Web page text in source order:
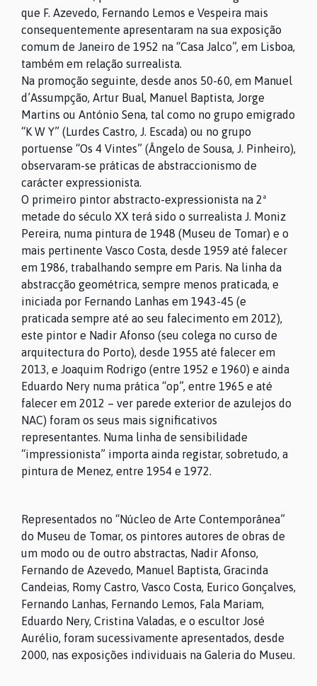
O MUSEU
PROGRAMAÇÃO
COLEÇÕES
ARQUIVO
CONTACTOS
que F. Azevedo, Fernando Lemos e Vespeira mais
consequentemente apresentaram na sua exposição
comum de Janeiro de 1952 na “Casa Jalco”, em Lisboa,
também em relação surrealista.
Na promoção seguinte, desde anos 50-60, em Manuel
d’Assumpção, Artur Bual, Manuel Baptista, Jorge
Martins ou António Sena, tal como no grupo emigrado
“K W Y” (Lurdes Castro, J. Escada) ou no grupo
portuense “Os 4 Vintes” (Ângelo de Sousa, J. Pinheiro),
observaram-se práticas de abstraccionismo de
carácter expressionista.
O primeiro pintor abstracto-expressionista na 2ª
metade do século XX terá sido o surrealista J. Moniz
Pereira, numa pintura de 1948 (Museu de Tomar) e o
mais pertinente Vasco Costa, desde 1959 até falecer
em 1986, trabalhando sempre em Paris. Na linha da
abstracção geométrica, sempre menos praticada, e
iniciada por Fernando Lanhas em 1943-45 (e
praticada sempre até ao seu falecimento em 2012),
este pintor e Nadir Afonso (seu colega no curso de
arquitectura do Porto), desde 1955 até falecer em
2013, e Joaquim Rodrigo (entre 1952 e 1960) e ainda
Eduardo Nery numa prática “op”, entre 1965 e até
falecer em 2012 – ver parede exterior de azulejos do
NAC) foram os seus mais significativos
representantes. Numa linha de sensibilidade
“impressionista” importa ainda registar, sobretudo, a
pintura de Menez, entre 1954 e 1972.
Representados no “Núcleo de Arte Contemporânea”
do Museu de Tomar, os pintores autores de obras de
um modo ou de outro abstractas, Nadir Afonso,
Fernando de Azevedo, Manuel Baptista, Gracinda
Candeias, Romy Castro, Vasco Costa, Eurico Gonçalves,
Fernando Lanhas, Fernando Lemos, Fala Mariam,
Eduardo Nery, Cristina Valadas, e o escultor José
Aurélio, foram sucessivamente apresentados, desde
2000, nas exposições individuais na Galeria do Museu.